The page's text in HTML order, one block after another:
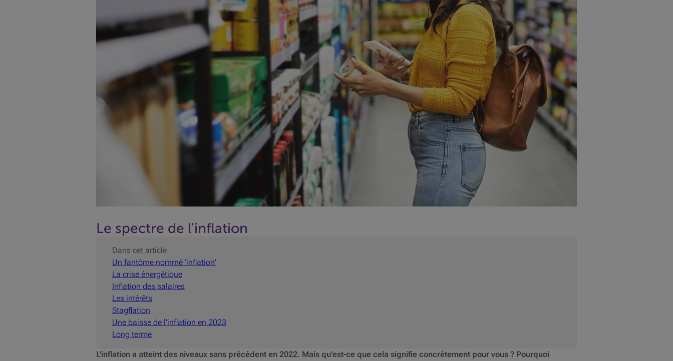
Le spectre de l'inflation
Dans cet article
Un fantôme nommé ‘inflation'
La crise énergétique
Inflation des salaires
Les intérêts
Stagflation
Une baisse de l'inflation en 2023
Long terme
L'inflation a atteint des niveaux sans précédent en 2022. Mais qu'est-ce que cela signifie concrètement pour vous ? Pourquoi